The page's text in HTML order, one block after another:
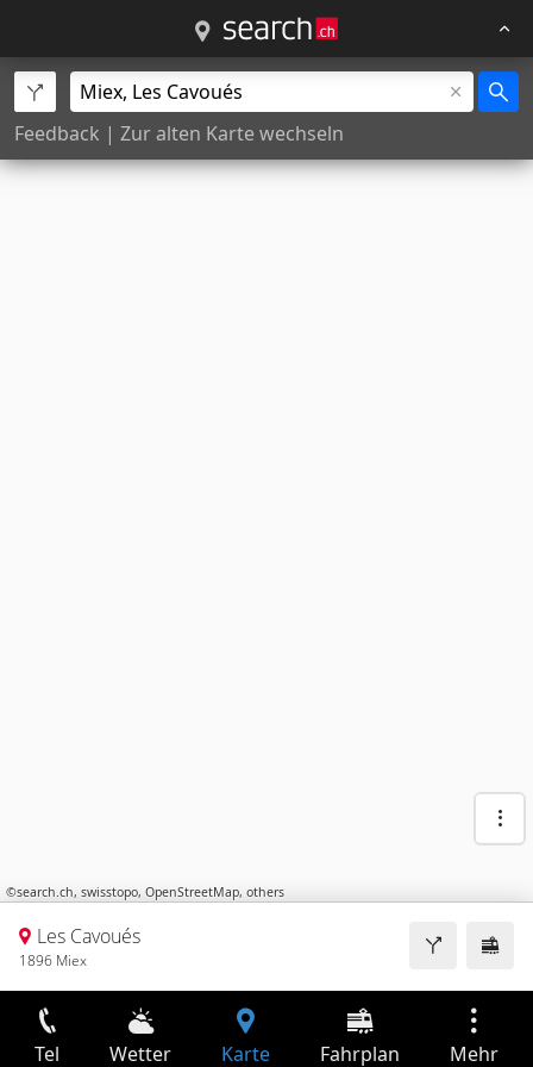
Feedback | Zur alten Karte wechseln
©search.ch, swisstopo, OpenStreetMap, others
Les Cavoués
1896 Miex
Tel Wetter Karte Fahrplan Mehr